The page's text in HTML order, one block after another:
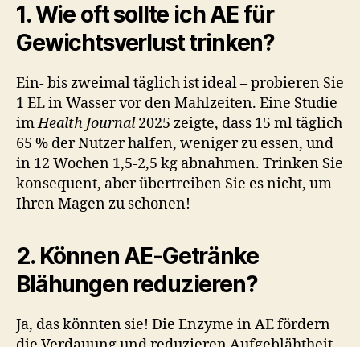
1. Wie oft sollte ich AE für
Gewichtsverlust trinken?
Ein- bis zweimal täglich ist ideal – probieren Sie
1 EL in Wasser vor den Mahlzeiten. Eine Studie
imHealth Journal2025 zeigte, dass 15 ml täglich
65 % der Nutzer halfen, weniger zu essen, und
in 12 Wochen 1,5-2,5 kg abnahmen. Trinken Sie
konsequent, aber übertreiben Sie es nicht, um
Ihren Magen zu schonen!
2. Können AE-Getränke
Blähungen reduzieren?
Ja, das könnten sie! Die Enzyme in AE fördern